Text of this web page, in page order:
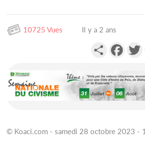
10725 Vues Il y a 2 ans
Partager
© Koaci.com - samedi 28 octobre 2023 -